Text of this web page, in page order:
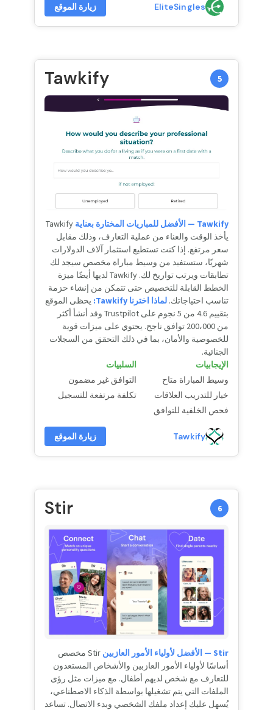
EliteSingles زيارة الموقع
5
Tawkify
Tawkify — الأفضل للمباريات المختارة بعناية
Tawkify
يأخذ الوقت والعناء من عملية التعارف، وذلك مقابل
سعر مرتفع. إذا كنت تستطيع استثمار آلاف الدولارات
شهريًا، ستستفيد من وسيط مباراة مخصص سيجد لك
تطابقات ويرتب تواريخ لك. Tawkify لديها أيضًا ميزة
الخطط القابلة للتخصيص حتى تتمكن من إنشاء حزمة
تناسب احتياجاتك. لماذا اخترنا Tawkify:
يحظى الموقع
بتقييم 4.6 من 5 نجوم على Trustpilot وقد أنشأ أكثر
من 200،000 توافق ناجح. يحتوي على ميزات قوية
للخصوصية والأمان، بما في ذلك التحقق من السجلات
الجنائية.
الإيجابيات
وسيط المباراة متاح
خيار للتدريب العلاقات
فحص الخلفية للتوافق
السلبيات
التوافق غير مضمون
تكلفة مرتفعة للتسجيل
Tawkify زيارة الموقع
6
Stir
Stir — الأفضل لأولياء الأمور العازبين
Stir مخصص
أساسًا لأولياء الأمور العازبين والأشخاص المستعدون
للتعارف مع شخص لديهم أطفال. مع ميزات مثل رؤى
الملفات التي يتم تشغيلها بواسطة الذكاء الاصطناعي،
يُسهل عليك إعداد ملفك الشخصي وبدء الاتصال. تساعد